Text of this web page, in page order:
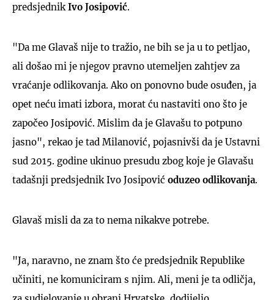
predsjednik Ivo Josipović.
"Da me Glavaš nije to tražio, ne bih se ja u to petljao,
ali došao mi je njegov pravno utemeljen zahtjev za
vraćanje odlikovanja. Ako on ponovno bude osuđen, ja
opet neću imati izbora, morat ću nastaviti ono što je
započeo Josipović. Mislim da je Glavašu to potpuno
jasno", rekao je tad Milanović, pojasnivši da je Ustavni
sud 2015. godine ukinuo presudu zbog koje je Glavašu
tadašnji predsjednik Ivo Josipović oduzeo odlikovanja.
Glavaš misli da za to nema nikakve potrebe.
"Ja, naravno, ne znam što će predsjednik Republike
učiniti, ne komuniciram s njim. Ali, meni je ta odličja,